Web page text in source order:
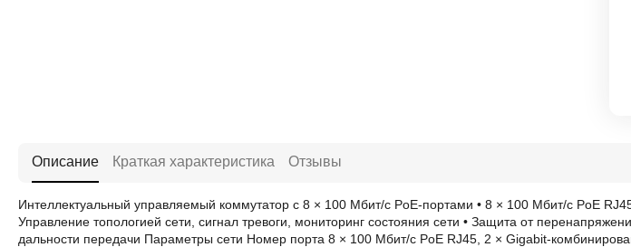
Описание Краткая характеристика Отзывы
Интеллектуальный управляемый коммутатор с 8 × 100 Мбит/с PoE-портами • 8 × 100 Мбит/с PoE
Управление топологией сети, сигнал тревоги, мониторинг состояния сети • Защита от
дальности передачи Параметры сети Номер порта 8 × 100 Мбит/с PoE RJ45, 2 × Gigabit-